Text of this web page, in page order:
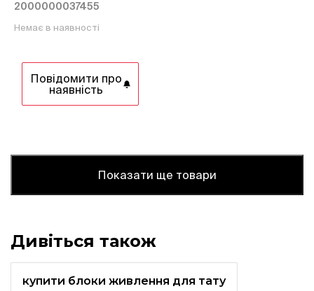
2000000037455
Немає в наявності
Повідомити про
наявність
Показати ще товари
Дивіться також
купити блоки живлення для тату